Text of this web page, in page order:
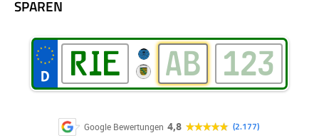
SPAREN
Google Bewertungen 4,8 2.177